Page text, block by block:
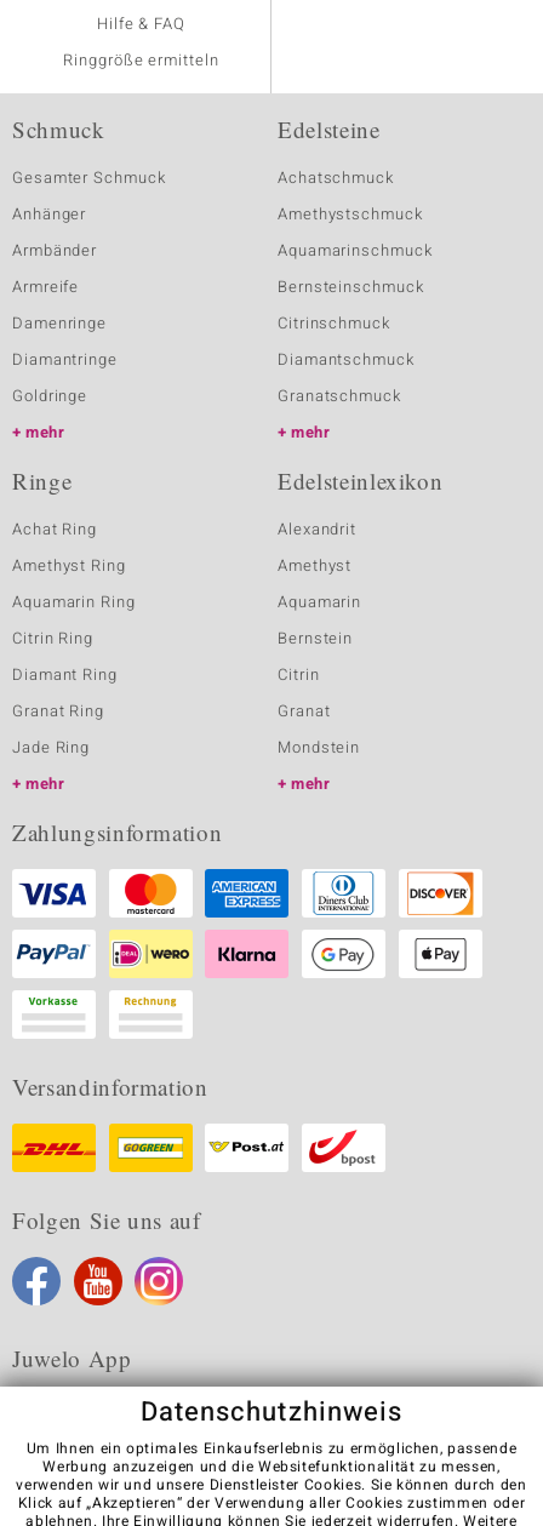
Hilfe & FAQ
Ringgröße ermitteln
Schmuck
Gesamter Schmuck
Anhänger
Armbänder
Armreife
Damenringe
Diamantringe
Goldringe
mehr
Edelsteine
Achatschmuck
Amethystschmuck
Aquamarinschmuck
Bernsteinschmuck
Citrinschmuck
Diamantschmuck
Granatschmuck
mehr
Ringe
Achat Ring
Amethyst Ring
Aquamarin Ring
Citrin Ring
Diamant Ring
Granat Ring
Jade Ring
mehr
Edelsteinlexikon
Alexandrit
Amethyst
Aquamarin
Bernstein
Citrin
Granat
Mondstein
mehr
Zahlungsinformation
Versandinformation
Folgen Sie uns auf
Juwelo App
Karriere AGB Datenschutz Cookies
Impressum
Kontakt
Vertrag widerrufen
Datenschutzhinweis
Um Ihnen ein optimales Einkaufserlebnis zu ermöglichen, passende
Werbung anzuzeigen und die Websitefunktionalität zu messen,
verwenden wir und unsere Dienstleister Cookies. Sie können durch den
Klick auf „Akzeptieren“ der Verwendung aller Cookies zustimmen oder
ablehnen. Ihre Einwilligung können Sie jederzeit widerrufen. Weitere